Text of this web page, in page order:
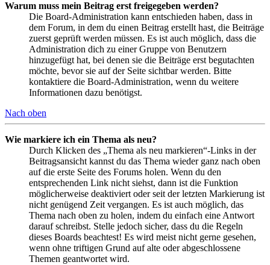
Warum muss mein Beitrag erst freigegeben werden?
Die Board-Administration kann entschieden haben, dass in
dem Forum, in dem du einen Beitrag erstellt hast, die Beiträge
zuerst geprüft werden müssen. Es ist auch möglich, dass die
Administration dich zu einer Gruppe von Benutzern
hinzugefügt hat, bei denen sie die Beiträge erst begutachten
möchte, bevor sie auf der Seite sichtbar werden. Bitte
kontaktiere die Board-Administration, wenn du weitere
Informationen dazu benötigst.
Nach oben
Wie markiere ich ein Thema als neu?
Durch Klicken des „Thema als neu markieren“-Links in der
Beitragsansicht kannst du das Thema wieder ganz nach oben
auf die erste Seite des Forums holen. Wenn du den
entsprechenden Link nicht siehst, dann ist die Funktion
möglicherweise deaktiviert oder seit der letzten Markierung ist
nicht genügend Zeit vergangen. Es ist auch möglich, das
Thema nach oben zu holen, indem du einfach eine Antwort
darauf schreibst. Stelle jedoch sicher, dass du die Regeln
dieses Boards beachtest! Es wird meist nicht gerne gesehen,
wenn ohne triftigen Grund auf alte oder abgeschlossene
Themen geantwortet wird.